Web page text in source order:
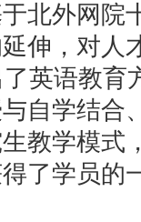
北外网院
伸，对人
英语教
自学结合
教学模式
了学员的